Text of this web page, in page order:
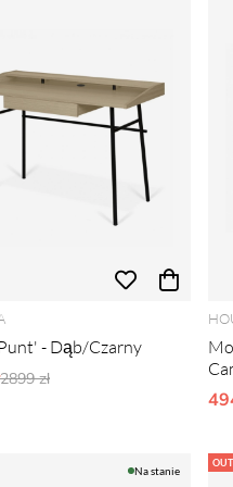
- Dąb/Czarny
Ordynarne ceny:
2899 zł
Na stanie